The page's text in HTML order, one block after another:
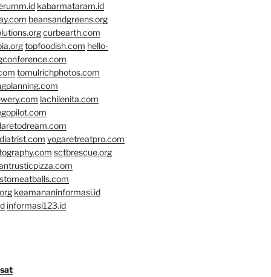
kabarmataram.id
beansandgreens.org
curbearth.com
topfoodish.com hello-
tomulrichphotos.com
lachilenita.com
yogaretreatpro.com
sctbrescue.org
keamananinformasi.id
informasi123.id